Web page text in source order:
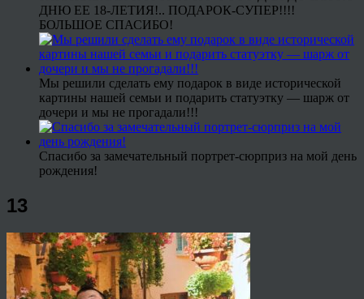
ДНЮ ЕЕ 18-ЛЕТИЯ!.. ПОДАРОК-СУПЕР!!!!
БОЛЬШОЕ СПАСИБО!
Мы решили сделать ему подарок в виде исторической
картины нашей семьи и подарить статуэтку — шарж от
дочери и мы не прогадали!!!
Спасибо за замечательный портрет-сюрприз на мой день
рождения!
13